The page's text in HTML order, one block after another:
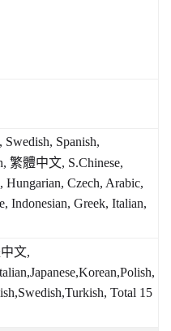
Swedish, Spanish,
繁體中文, S.Chinese,
Hungarian, Czech, Arabic,
Indonesian, Greek, Italian,
文,
Total 15